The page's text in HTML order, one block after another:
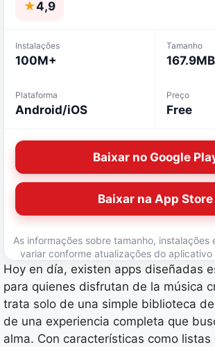
★4,9
Instalações
100M+
Tamanho
167.9MB
Plataforma
Android/iOS
Preço
Free
Baixar no Google
Baixar na App Store
As informações sobre tamanho, instalações
variar conforme atualizações do aplicativo
Hoy en día, existen apps diseñadas
para quienes disfrutan de la música
trata solo de una simple biblioteca
de una experiencia completa que
alma. Con características como